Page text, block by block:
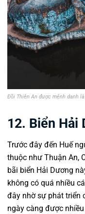
Đồi Thiên An được mệnh danh
12. Biển Hải
Trước đây đến Huế
thuộc như Thuận An,
bãi biển Hải Dương
không có quá nhiều
đây nhờ sự phát triển
ngày càng được